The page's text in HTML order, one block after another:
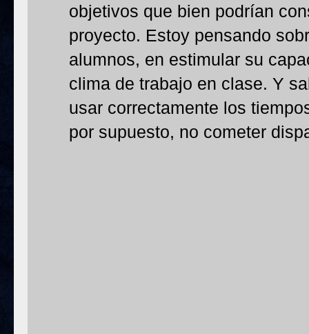
objetivos que bien podrían
proyecto. Estoy pensando
alumnos, en estimular su
clima de trabajo en clase. Y
usar correctamente los
por supuesto, no cometer